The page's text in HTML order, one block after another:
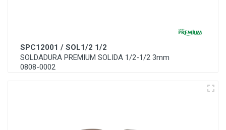
SPC12001 / SOL1/2 1/2
SOLDADURA PREMIUM SOLIDA 1/2-1/2 3mm
0808-0002